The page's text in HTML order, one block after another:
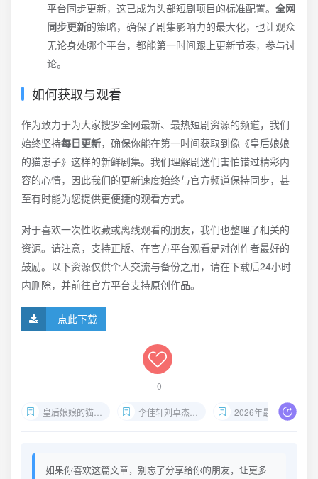
平台同步更新，这已成为头部短剧项目的标准配置。 全网
同步更新的策略，确保了剧集影响力的最大化，也让观众
无论身处哪个平台，都能第一时间跟上更新节奏，参与讨
论。
如何获取与观看
作为致力于为大家搜罗全网最新、最热短剧资源的频道，我们
始终坚持每日更新，确保你能在第一时间获取到像《皇后娘娘
的猫崽子》这样的新鲜剧集。我们理解剧迷们害怕错过精彩内
容的心情，因此我们的更新速度始终与官方频道保持同步，甚
至有时能为您提供更便捷的观看方式。
对于喜欢一次性收藏或离线观看的朋友，我们也整理了相关的
资源。请注意，支持正版、在官方平台观看是对创作者最好的
鼓励。以下资源仅供个人交流与备份之用，请在下载后24小时
内删除，并前往官方平台支持原创作品。
点此下载
0
皇后娘娘的猫崽子短剧下载 李佳轩刘卓杰主演短剧 2026年最新短剧全集
如果你喜欢这篇文章，别忘了分享给你的朋友，让更多